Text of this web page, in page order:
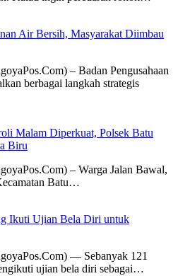
Air Bersih, Masyarakat Diimbau
– Badan Pengusahaan
berbagai langkah strategis
Malam Diperkuat, Polsek Batu
Biru
– Warga Jalan Bawal,
Batu…
Ikuti Ujian Bela Diri untuk
— Sebanyak 121
ujian bela diri sebagai…